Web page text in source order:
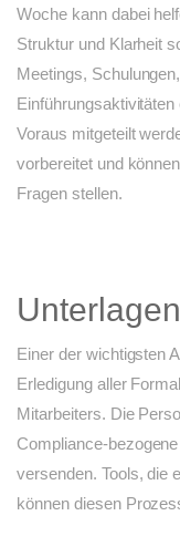
Woche kann dabei
Struktur und Klarheit
Meetings,
Voraus mitgeteilt
vorbereitet und
Fragen stellen.
Einer der wichtigsten
Erledigung aller
Mitarbeiters. Die
Compliance-
versenden. Tools, die
können diesen